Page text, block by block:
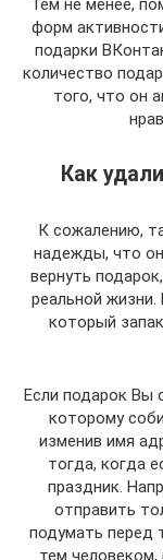
Тем не менее,
форм
подарки
количество
того, что он
Как
К сожалению,
надежды, что
вернуть
реальной
который
Если подарок Вы
которому
изменив имя
тогда, когда
праздник.
отправить
подумать перед
тем